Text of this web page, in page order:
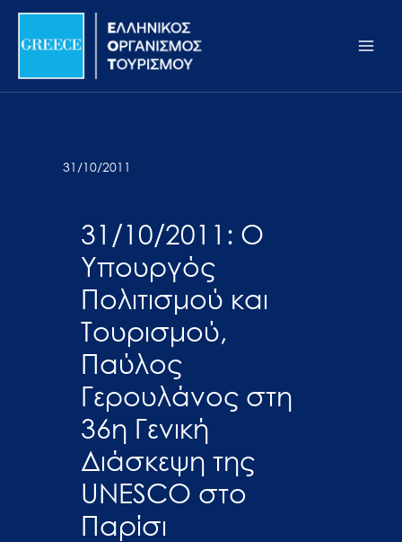
Σημείωση:
ιστότοπος
προσβασιμότητας.
Μετάβαση
περιεχόμενο
31/10/2011
31/10/2011: Ο
Υπουργός
Πολιτισμού και
Τουρισμού,
Παύλος
Γερουλάνος στη
36η Γενική
Διάσκεψη της
UNESCO στο
Παρίσι